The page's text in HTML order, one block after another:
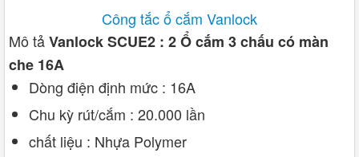
Công tắc ổ cắm Vanlock
Mô tảVanlock SCUE2 : 2 Ổ cắm 3 chấu có màn
che 16A
Dòng điện định mức : 16A
Chu kỳ rút/cắm : 20.000 lần
chất liệu : Nhựa Polymer